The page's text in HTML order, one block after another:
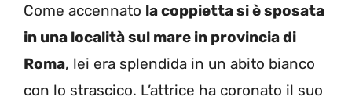
Come accennato la coppietta si è sposata
in una località sul mare in provincia di
Roma, lei era splendida in un abito bianco
con lo strascico. L’attrice ha coronato il suo